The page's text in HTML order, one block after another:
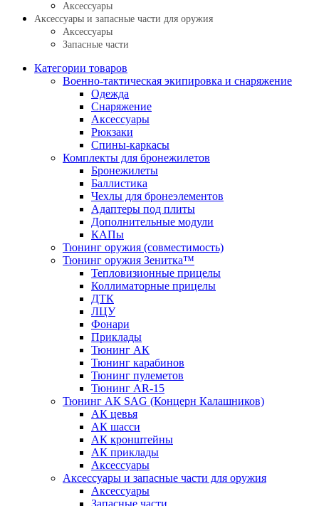
Аксессуары
Аксессуары и запасные части для оружия
Аксессуары
Запасные части
Категории товаров
Военно-тактическая экипировка и снаряжение
Одежда
Снаряжение
Аксессуары
Рюкзаки
Спины-каркасы
Комплекты для бронежилетов
Бронежилеты
Баллистика
Чехлы для бронеэлементов
Адаптеры под плиты
Дополнительные модули
КАПы
Тюнинг оружия (совместимость)
Тюнинг оружия Зенитка™
Тепловизионные прицелы
Коллиматорные прицелы
ДТК
ЛЦУ
Фонари
Приклады
Тюнинг АК
Тюнинг карабинов
Тюнинг пулеметов
Тюнинг AR-15
Тюнинг АК SAG (Концерн Калашников)
АК цевья
АК шасси
АК кронштейны
АК приклады
Аксессуары
Аксессуары и запасные части для оружия
Аксессуары
Запасные части